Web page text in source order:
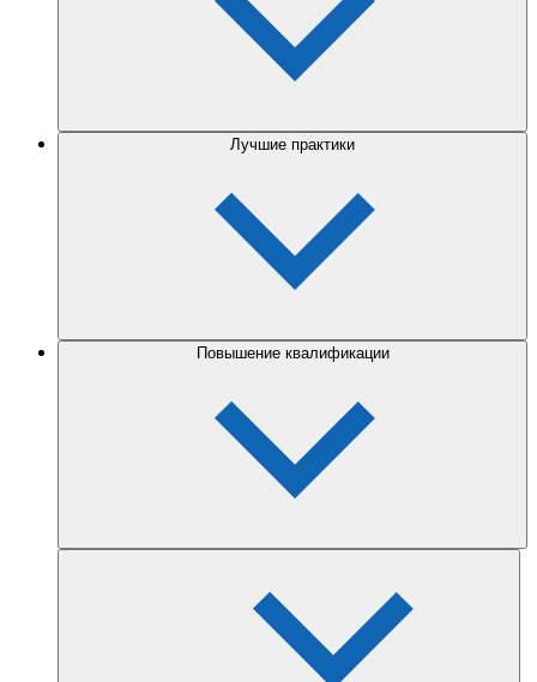
Лучшие практики
Повышение квалификации